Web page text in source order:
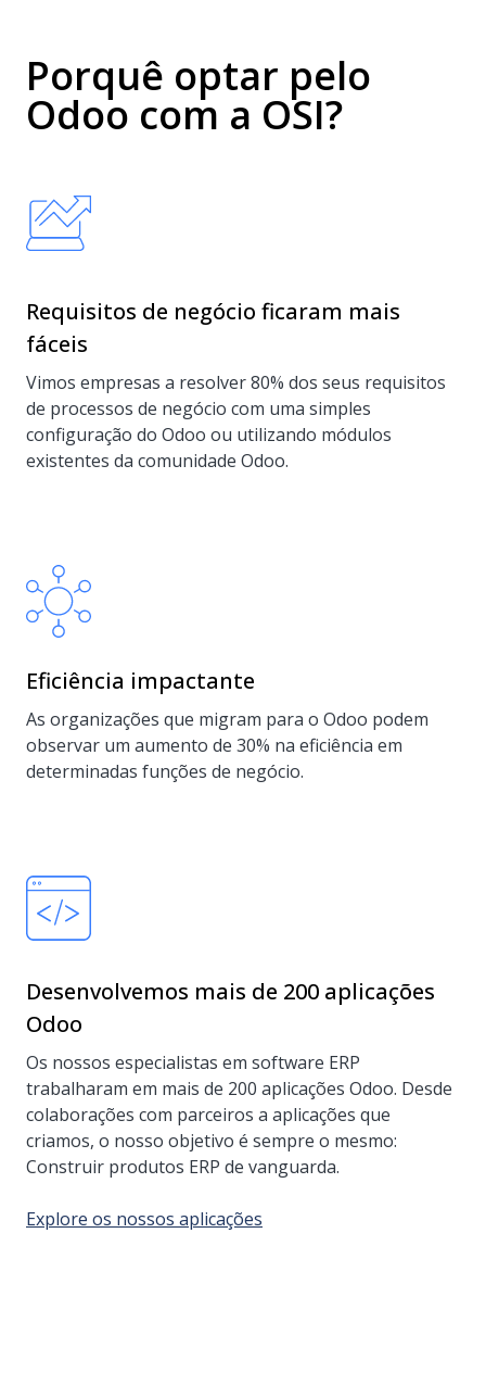
Porquê optar pelo
Odoo com a OSI?
Requisitos de negócio ficaram mais
fáceis
Vimos empresas a resolver 80% dos seus requisitos
de processos de negócio com uma simples
configuração do Odoo ou utilizando módulos
existentes da comunidade Odoo.
Eficiência impactante
As organizações que migram para o Odoo podem
observar um aumento de 30% na eficiência em
determinadas funções de negócio.
Desenvolvemos mais de 200 aplicações
Odoo
Os nossos especialistas em software ERP
trabalharam em mais de 200 aplicações Odoo. Desde
colaborações com parceiros a aplicações que
criamos, o nosso objetivo é sempre o mesmo:
Construir produtos ERP de vanguarda.
Explore os nossos aplicações